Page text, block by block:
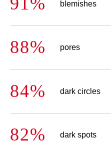
blemishes
88% pores
84% dark circles
82% dark spots